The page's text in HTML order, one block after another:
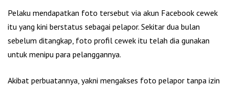
Pelaku mendapatkan foto tersebut via akun Facebook cewek
itu yang kini berstatus sebagai pelapor. Sekitar dua bulan
sebelum ditangkap, foto profil cewek itu telah dia gunakan
untuk menipu para pelanggannya.
Akibat perbuatannya, yakni mengakses foto pelapor tanpa izin